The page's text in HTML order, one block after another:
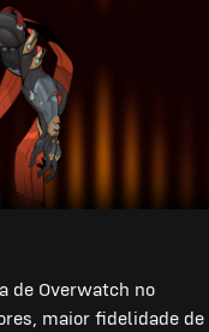
de Overwatch no
maior fidelidade de